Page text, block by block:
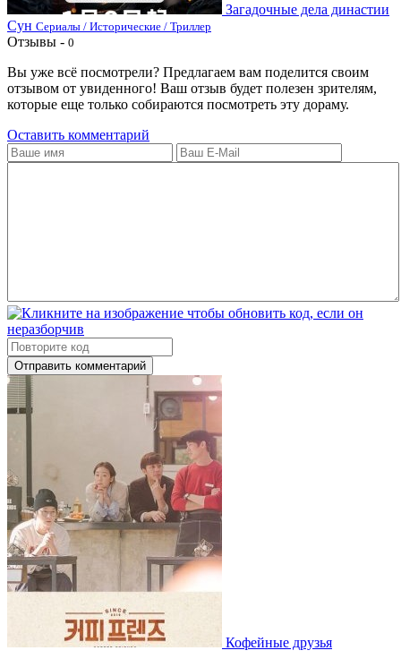
Загадочные дела династии
Сун Сериалы / Исторические / Триллер
Отзывы - 0
Вы уже всё посмотрели? Предлагаем вам поделится своим
отзывом от увиденного! Ваш отзыв будет полезен зрителям,
которые еще только собираются посмотреть эту дораму.
Оставить комментарий
Отправить комментарий
Кофейные друзья